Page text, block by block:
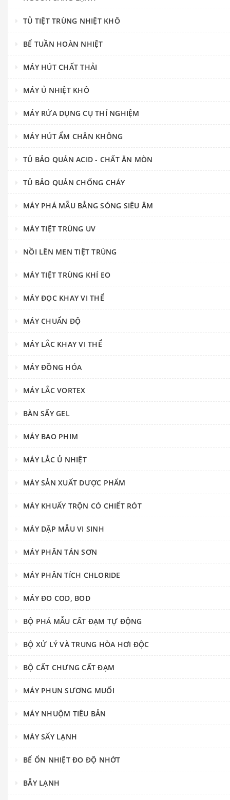
TỦ TIỆT TRÙNG NHIỆT KHÔ
BỂ TUẦN HOÀN NHIỆT
MÁY HÚT CHẤT THẢI
MÁY Ủ NHIỆT KHÔ
MÁY RỬA DỤNG CỤ THÍ NGHIỆM
MÁY HÚT ẨM CHÂN KHÔNG
TỦ BẢO QUẢN ACID - CHẤT ĂN MÒN
TỦ BẢO QUẢN CHỐNG CHÁY
MÁY PHÁ MẪU BẰNG SÓNG SIÊU ÂM
MÁY TIỆT TRÙNG UV
NỒI LÊN MEN TIỆT TRÙNG
MÁY TIỆT TRÙNG KHÍ EO
MÁY ĐỌC KHAY VI THỂ
MÁY CHUẨN ĐỘ
MÁY LẮC KHAY VI THỂ
MÁY ĐỒNG HÓA
MÁY LẮC VORTEX
BÀN SẤY GEL
MÁY BAO PHIM
MÁY LẮC Ủ NHIỆT
MÁY SẢN XUẤT DƯỢC PHẨM
MÁY KHUẤY TRỘN CÓ CHIẾT RÓT
MÁY DẬP MẪU VI SINH
MÁY PHÂN TÁN SƠN
MÁY PHÂN TÍCH CHLORIDE
MÁY ĐO COD, BOD
BỘ PHÁ MẪU CẤT ĐẠM TỰ ĐỘNG
BỘ XỬ LÝ VÀ TRUNG HÒA HƠI ĐỘC
BỘ CẤT CHƯNG CẤT ĐẠM
MÁY PHUN SƯƠNG MUỐI
MÁY NHUỘM TIÊU BẢN
MÁY SẤY LẠNH
BỂ ỔN NHIỆT ĐO ĐỘ NHỚT
BẪY LẠNH